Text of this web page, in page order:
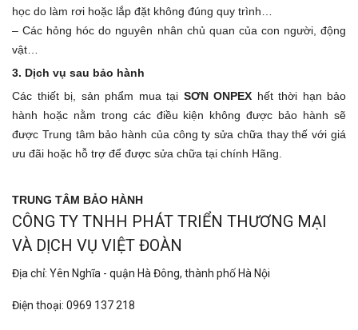
học do làm rơi hoặc lắp đặt không đúng quy trình…
– Các hỏng hóc do nguyên nhân chủ quan của con người, động
vật…
3. Dịch vụ sau bảo hành
Các thiết bị, sản phẩm mua tại SƠN ONPEX hết thời hạn bảo
hành hoặc nằm trong các điều kiện không được bảo hành sẽ
được Trung tâm bảo hành của công ty sửa chữa thay thế với giá
ưu đãi hoặc hỗ trợ để được sửa chữa tại chính Hãng.
TRUNG TÂM BẢO HÀNH
CÔNG TY TNHH PHÁT TRIỂN THƯƠNG MẠI
VÀ DỊCH VỤ VIỆT ĐOÀN
Địa chỉ: Yên Nghĩa - quận Hà Đông, thành phố Hà Nội
Điện thoại: 0969 137 218